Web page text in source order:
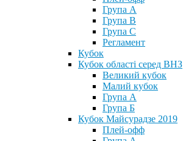
Група А
Група В
Група С
Регламент
Кубок
Кубок області серед ВНЗ
Великий кубок
Малий кубок
Група А
Група Б
Кубок Майсурадзе 2019
Плей-офф